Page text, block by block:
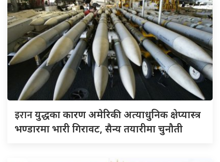
इरानयुद्धका कारण अमेरिकी अत्याधुनिक क्षेप्यास्त्र
भण्डारमा भारी गिरावट, सैन्य तयारीमा चुनौती